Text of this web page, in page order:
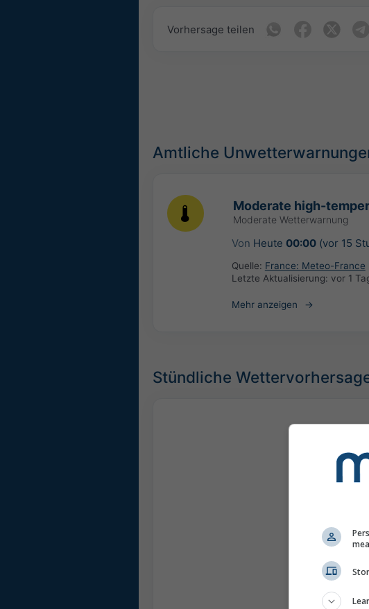
Vorhersage teilen
Amtliche
Moderate high-
Moderate Wetterwarnung
Von Heute 00:00(vor 15
Quelle: France: Meteo-France
Letzte Aktualisierung: vor 1
Mehr anzeigen
Stündliche